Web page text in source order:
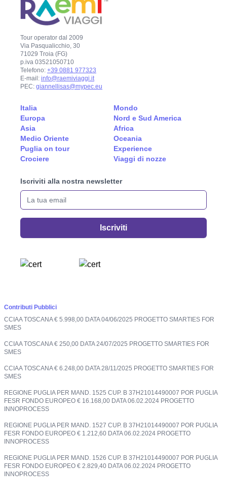
Tour operator dal 2009
Via Pasqualicchio, 30
71029 Troia (FG)
p.iva 03521050710
Telefono: +39 0881 977323
E-mail: info@raemiviaggi.it
PEC: giannellisas@mypec.eu
Italia
Mondo
Europa
Nord e Sud America
Asia
Africa
Medio Oriente
Oceania
Puglia on tour
Experience
Crociere
Viaggi di nozze
Iscriviti alla nostra newsletter
La tua email
Iscriviti
Contributi Pubblici
CCIAA TOSCANA € 5.998,00 DATA 04/06/2025 PROGETTO SMARTIES FOR
SMES
CCIAA TOSCANA € 250,00 DATA 24/07/2025 PROGETTO SMARTIES FOR
SMES
CCIAA TOSCANA € 6.248,00 DATA 28/11/2025 PROGETTO SMARTIES FOR
SMES
REGIONE PUGLIA PER MAND. 1525 CUP. B 37H21014490007 POR PUGLIA
FESR FONDO EUROPEO € 16.168,00 DATA 06.02.2024 PROGETTO
INNOPROCESS
REGIONE PUGLIA PER MAND. 1527 CUP. B 37H21014490007 POR PUGLIA
FESR FONDO EUROPEO € 1.212,60 DATA 06.02.2024 PROGETTO
INNOPROCESS
REGIONE PUGLIA PER MAND. 1526 CUP. B 37H21014490007 POR PUGLIA
FESR FONDO EUROPEO € 2.829,40 DATA 06.02.2024 PROGETTO
INNOPROCESS